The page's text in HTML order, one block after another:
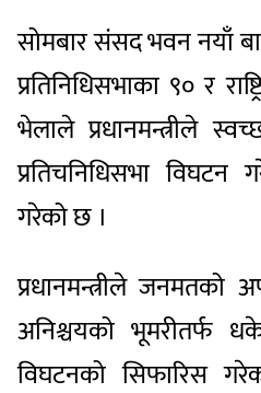
सोमबार संसद भवन नयाँ
प्रतिनिधिसभाका ९० र
भेलाले प्रधानमन्त्रीले
प्रतिचनिधिसभा विघटन
गरेको छ ।
प्रधानमन्त्रीले
अनिश्चयको भूमरीतर्फ
विघटनको सिफारिस